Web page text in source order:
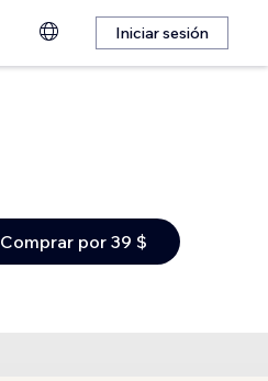
Iniciar sesión
Comprar por 39 $